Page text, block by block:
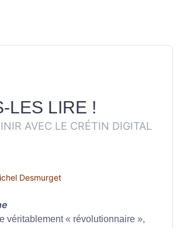
LES LIRE !
AVEC LE CRÉTIN DIGITAL
Desmurget
véritablement « révolutionnaire »,